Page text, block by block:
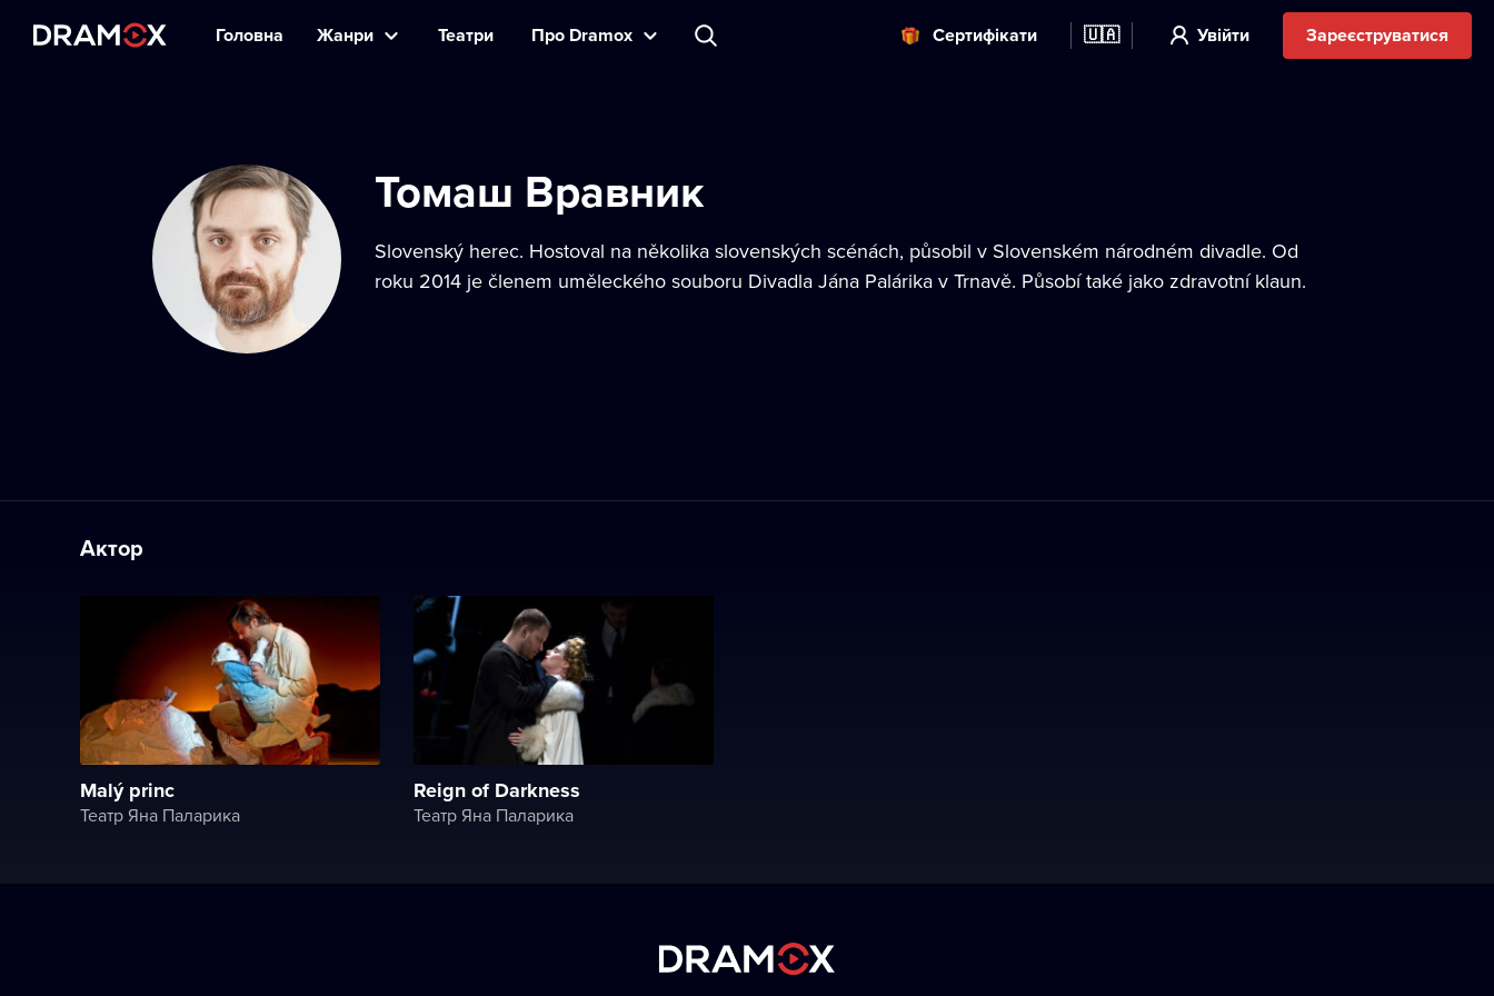
Головна Жанри Театри Прo Dramox Cертифікати 🇺🇦 Увійти Зареєструватися
Томаш Вравник
Slovenský herec. Hostoval na několika slovenských scénách, působil v Slovenském národném divadle. Od
roku 2014 je členem uměleckého souboru Divadla Jána Palárika v Trnavě. Působí také jako zdravotní klaun.
Актор
Malý princ
Театр Яна Паларика
Reign of Darkness
Театр Яна Паларика